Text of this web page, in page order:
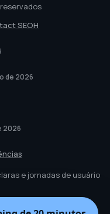
SEOH
de 2026
2026
e jornadas de usuário